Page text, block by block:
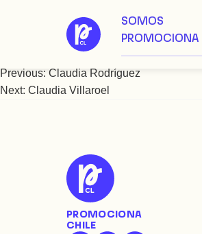
SOMOS
PROMOCIONA
Claudia Sandoval
Navegación
Previous: Claudia Rodríguez
Next: Claudia Villaroel
PROMOCIONA
CHILE